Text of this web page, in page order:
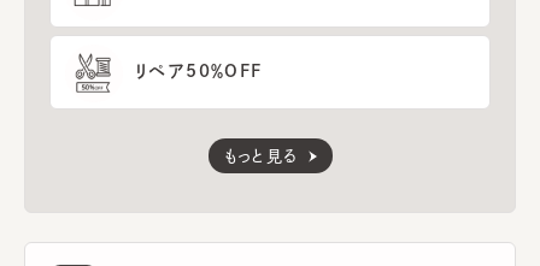
リペア50％OFF
もっと見る